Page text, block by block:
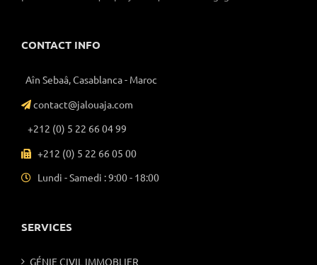
CONTACT INFO
Aîn Sebaâ, Casablanca - Maroc
contact@jalouaja.com
+212 (0) 5 22 66 04 99
+212 (0) 5 22 66 05 00
Lundi - Samedi : 9:00 - 18:00
SERVICES
GÉNIE CIVIL IMMOBLIER